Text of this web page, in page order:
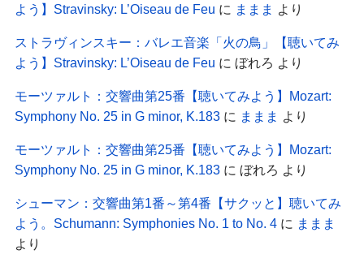
よう】Stravinsky: L’Oiseau de Feu に ままま より
ストラヴィンスキー：バレエ音楽「火の鳥」【聴いてみ
よう】Stravinsky: L’Oiseau de Feu に ぼれろ より
モーツァルト：交響曲第25番【聴いてみよう】Mozart:
Symphony No. 25 in G minor, K.183に ままま より
モーツァルト：交響曲第25番【聴いてみよう】Mozart:
Symphony No. 25 in G minor, K.183に ぼれろ より
シューマン：交響曲第1番～第4番【サクッと】聴いてみ
よう。Schumann: Symphonies No. 1 to No. 4に ままま
より